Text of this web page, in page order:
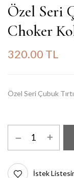
Özel Seri
Choker
320.00 TL
Özel Seri Çubuk
İstek